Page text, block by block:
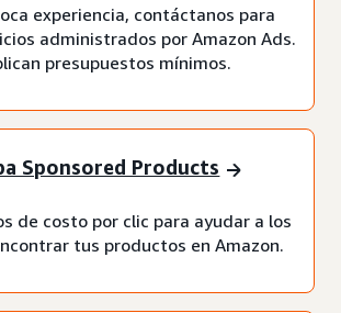
experiencia, contáctanos para
administrados por Amazon Ads.
presupuestos mínimos.
Sponsored Products
de costo por clic para ayudar a los
tus productos en Amazon.